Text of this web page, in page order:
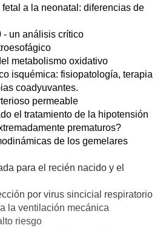
a la neonatal: diferencias de
- un análisis crítico
metabolismo oxidativo
isquémica: fisiopatología, terapia
coadyuvantes.
permeable
el tratamiento de la hipotensión
prematuros?
de los gemelares
para el recién nacido y el
por virus sincicial respiratorio
la ventilación mecánica
riesgo